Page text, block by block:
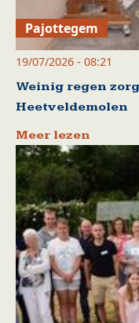
Pajottegem
19/07/2026 - 08:21
Weinig regen
Heetveldemolen
Meer lezen